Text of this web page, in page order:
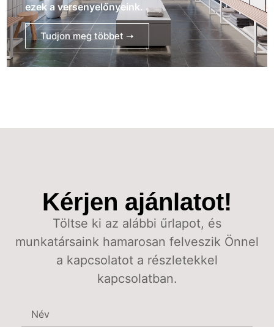
ezek a versenyelőnyeink.
Tudjon meg többet ➝
Kérjen ajánlatot!
Töltse ki az alábbi űrlapot, és
munkatársaink hamarosan felveszik Önnel
a kapcsolatot a részletekkel
kapcsolatban.